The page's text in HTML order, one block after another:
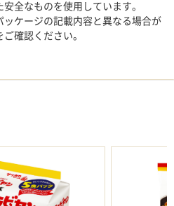
全なものを使用しています。
ケージの記載内容と異なる場合が
確認ください。